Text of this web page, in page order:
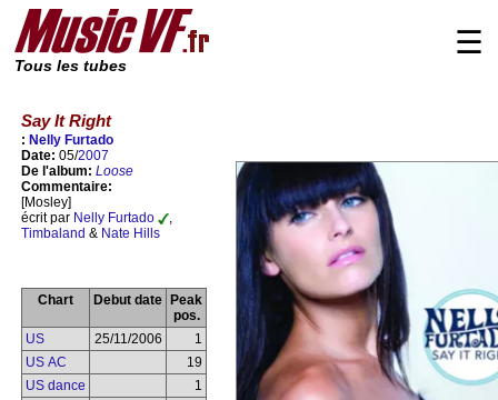
Tous les tubes
☰
Say It Right
: Nelly Furtado
Date: 05/2007
De l'album: Loose
Commentaire:
[Mosley]
écrit par Nelly Furtado
,
Timbaland & Nate Hills
Chart Debut date
Peak
pos.
US
25/11/2006
1
US AC
19
US dance
1